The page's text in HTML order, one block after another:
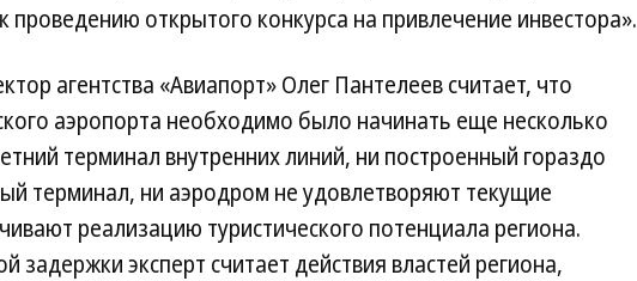
проведению открытого конкурса на привлечение инвестора».
агентства «Авиапорт» Олег Пантелеев считает, что
аэропорта необходимо было начинать еще несколько
терминал внутренних линий, ни построенный гораздо
терминал, ни аэродром не удовлетворяют текущие
реализацию туристического потенциала региона.
задержки эксперт считает действия властей региона,